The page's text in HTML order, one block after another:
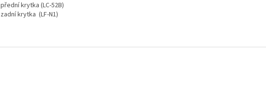
přední krytka (LC-52B)
zadní krytka (LF-N1)